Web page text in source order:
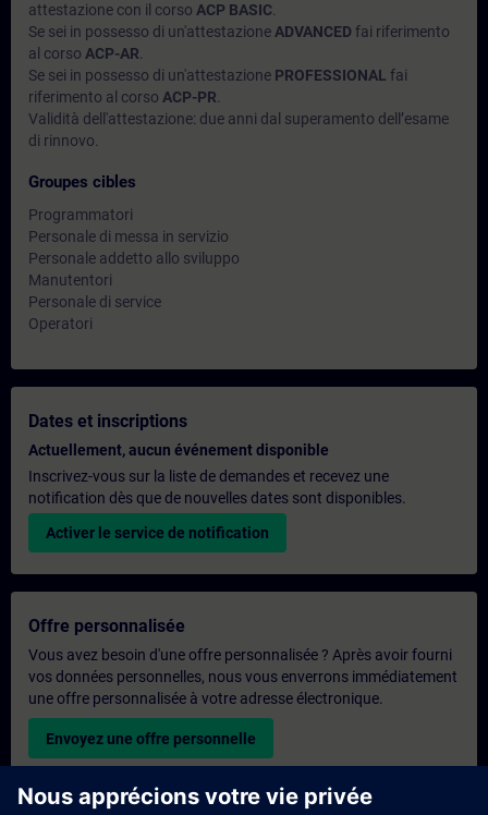
attestazione con il corso ACP BASIC
Se sei in possesso di un'attestazione ADVANCED fai riferimento
al corso ACP-AR
Se sei in possesso di un'attestazione PROFESSIONAL fai
riferimento al corso ACP-PR
Validità dell'attestazione: due anni dal superamento dell’esame
di rinnovo.
Groupes cibles
Programmatori
Personale di messa in servizio
Personale addetto allo sviluppo
Manutentori
Personale di service
Operatori
Dates et inscriptions
Actuellement, aucun événement disponible
Inscrivez-vous sur la liste de demandes et recevez une
notification dès que de nouvelles dates sont disponibles.
Activer le service de notification
Offre personnalisée
Vous avez besoin d'une offre personnalisée ? Après avoir fourni
vos données personnelles, nous vous enverrons immédiatement
une offre personnalisée à votre adresse électronique.
Envoyez une offre personnelle